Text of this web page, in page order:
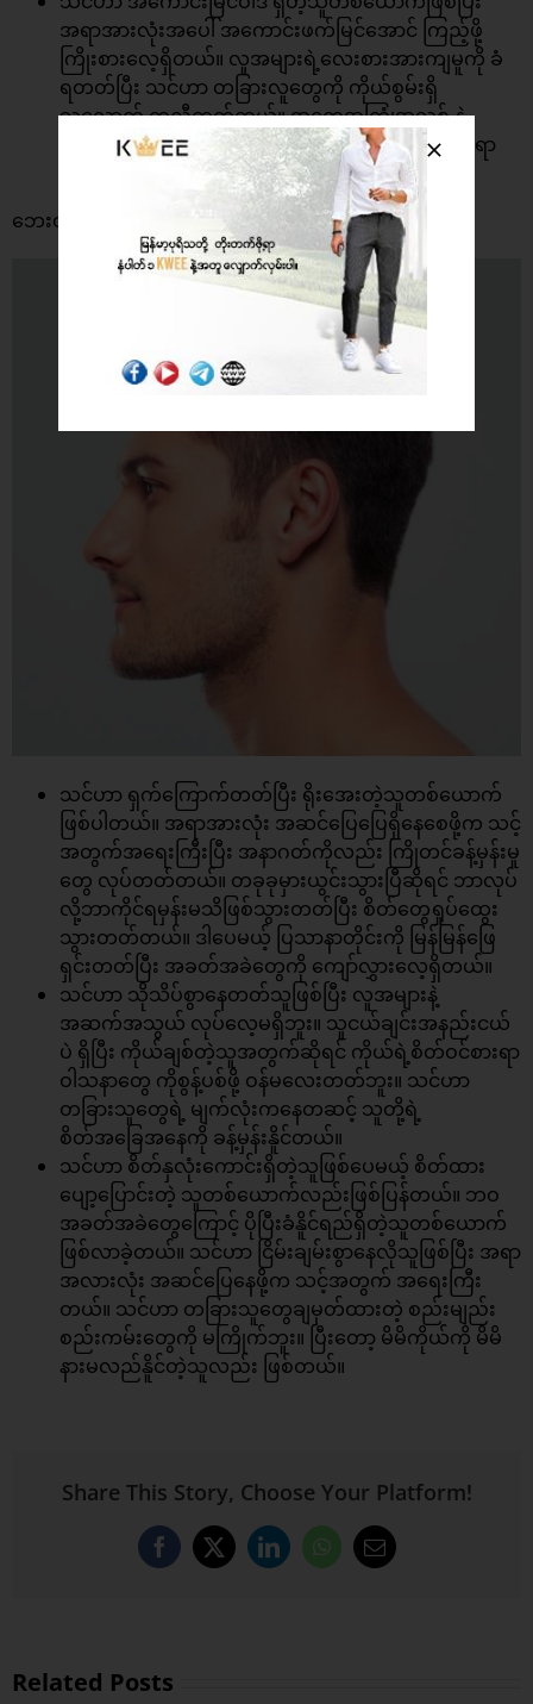
အရာအားလုံးအပေါ် အကောင်းဖက်မြင်အောင် ကြည့်ဖို့
ကြိုးစားလေ့ရှိတယ်။ လူအများရဲ့လေးစားအားကျမူကို ခံ
ရတတ်ပြီး သင်ဟာ တခြားလူတွေကို ကိုယ်စွမ်းရှိ
သလောက် ကူညီတတ်တယ်။ အတွေ့အကြုံအသစ် နဲ့
စွန့်စားခန်းတွေက သင့်အတွက် မရှိမဖြစ်လိုအပ်တဲ့ အရာ
ဘေးတိုက်ပုံ
သင်ဟာ ရှက်ကြောက်တတ်ပြီး ရိုးအေးတဲ့သူတစ်ယောက်
ဖြစ်ပါတယ်။ အရာအားလုံး အဆင်ပြေပြေရှိနေစေဖို့က သင့်
အတွက်အရေးကြီးပြီး အနာဂတ်ကိုလည်း ကြိုတင်ခန့်မှန်းမူ
တွေ လုပ်တတ်တယ်။ တခုခုမှားယွင်းသွားပြီဆိုရင် ဘာလုပ်
လို့ဘာကိုင်ရမှန်းမသိဖြစ်သွားတတ်ပြီး စိတ်တွေရှုပ်ထွေး
သွားတတ်တယ်။ ဒါပေမယ့် ပြသာနာတိုင်းကို မြန်မြန်ဖြေ
ရှင်းတတ်ပြီး အခတ်အခဲတွေကို ကျော်လွှားလေ့ရှိတယ်။
သင်ဟာ သိုသိပ်စွာနေတတ်သူဖြစ်ပြီး လူအများနဲ့
အဆက်အသွယ် လုပ်လေ့မရှိဘူး။ သူငယ်ချင်းအနည်းငယ်
ပဲ ရှိပြီး ကိုယ်ချစ်တဲ့သူအတွက်ဆိုရင် ကိုယ်ရဲ့စိတ်ဝင်စားရာ
ဝါသနာတွေ ကိုစွန့်ပစ်ဖို့ ဝန်မလေးတတ်ဘူး။ သင်ဟာ
တခြားသူတွေရဲ့ မျက်လုံးကနေတဆင့် သူတို့ရဲ့
စိတ်အခြေအနေကို ခန့်မှန်းနိူင်တယ်။
သင်ဟာ စိတ်နှလုံးကောင်းရှိတဲ့သူဖြစ်ပေမယ့် စိတ်ထား
ပျော့ပြောင်းတဲ့ သူတစ်ယောက်လည်းဖြစ်ပြန်တယ်။ ဘဝ
အခတ်အခဲတွေကြောင့် ပိုပြီးခံနိူင်ရည်ရှိတဲ့သူတစ်ယောက်
ဖြစ်လာခဲ့တယ်။ သင်ဟာ ငြိမ်းချမ်းစွာနေလိုသူဖြစ်ပြီး အရာ
အလားလုံး အဆင်ပြေနေဖို့က သင့်အတွက် အရေးကြီး
တယ်။ သင်ဟာ တခြားသူတွေချမှတ်ထားတဲ့ စည်းမျည်း
စည်းကမ်းတွေကို မကြိုက်ဘူး။ ပြီးတော့ မိမိကိုယ်ကို မိမိ
နားမလည်နိူင်တဲ့သူလည်း ဖြစ်တယ်။
Share This Story, Choose Your Platform!
Facebook
X LinkedInWhatsApp
Email
Related Posts